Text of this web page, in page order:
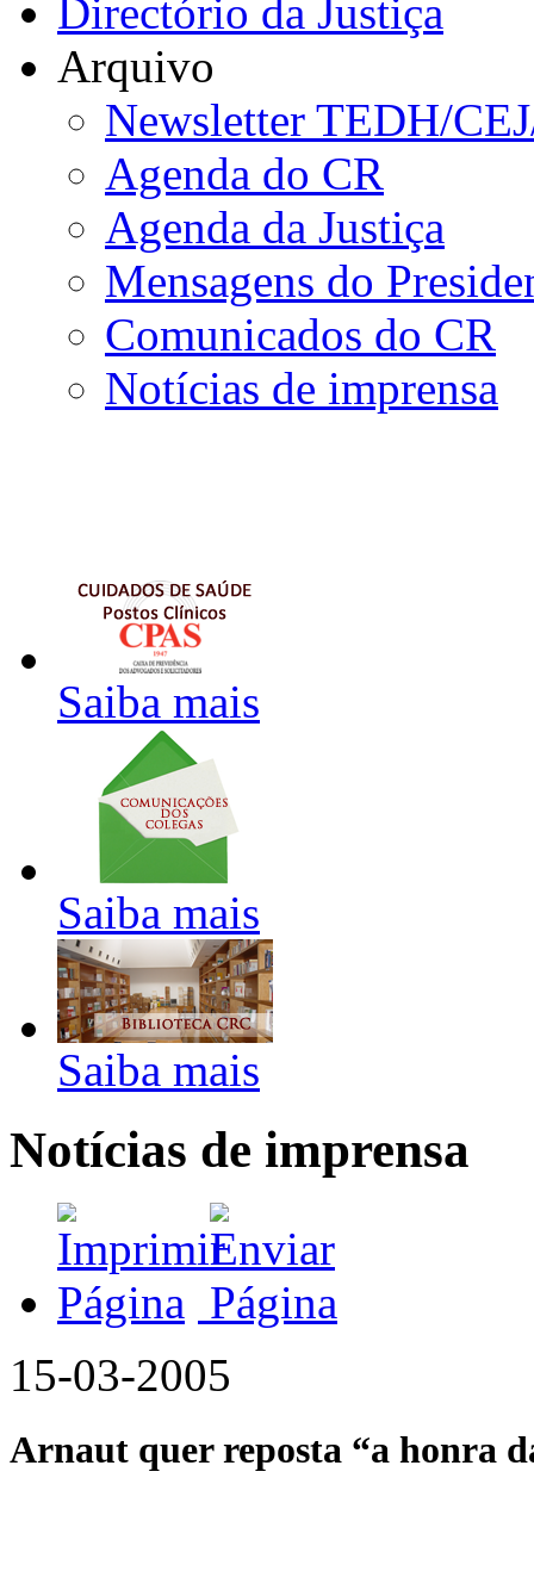
Directório da Justiça
Arquivo
Newsletter TEDH/
Agenda do CR
Agenda da Justiça
Mensagens do
Comunicados do CR
Notícias de imprensa
Saiba mais
Saiba mais
Saiba mais
Notícias de imprensa
15-03-2005
Arnaut quer reposta “a honra